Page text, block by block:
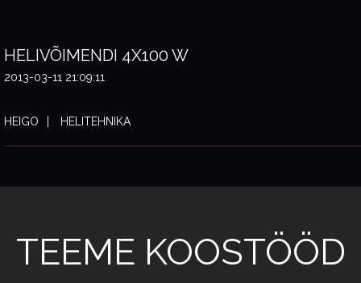
HELIVÕIMENDI 4X100 W
2013-03-11 21:09:11
HEIGO HELITEHNIKA
TEEME KOOSTÖÖD